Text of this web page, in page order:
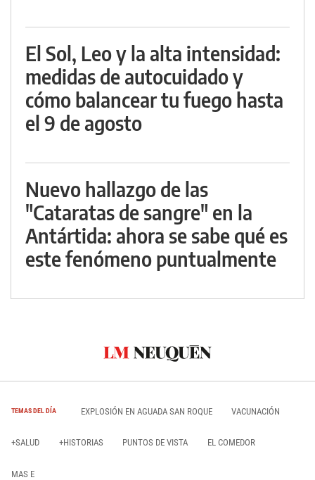
El Sol, Leo y la alta intensidad:
medidas de autocuidado y
cómo balancear tu fuego hasta
el 9 de agosto
Nuevo hallazgo de las
"Cataratas de sangre" en la
Antártida: ahora se sabe qué es
este fenómeno puntualmente
TEMAS DEL DÍA EXPLOSIÓN EN AGUADA SAN ROQUE VACUNACIÓN
+SALUD +HISTORIAS PUNTOS DE VISTA EL COMEDOR
MAS E